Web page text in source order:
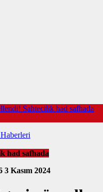
Sahtecilik had safhada
had safhada
3 Kasım 2024